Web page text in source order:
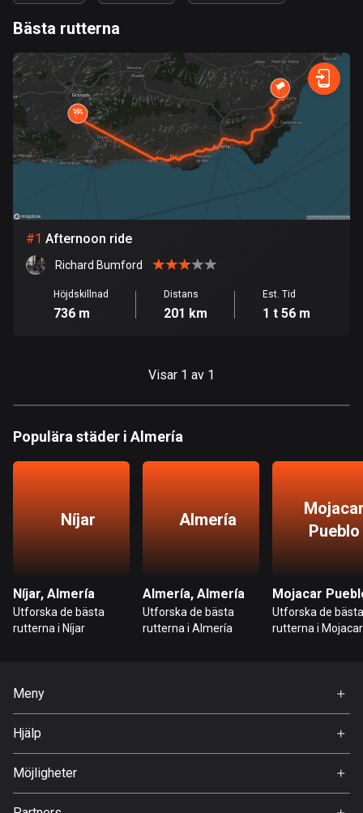
Angola
1 rutt
Antigua och Barbuda
1 rutt
Argentina
885 rutter
Aruba
8 rutter
Australien
89734 rutter
Bahamas
Bahrain
Bangladesh
15 rutter
Belarus
17 rutter
Bhutan
Snabb Terräng Kurvig
Skog Berg Vatten Fält Stad
Bästa rutterna
#1 Afternoon ride
Richard Bumford
Höjdskillnad
736 m
Distans
201 km
Est. Tid
1 t 56 m
Visar 1 av 1
Populära städer i Almería
Níjar
Níjar, Almería
Utforska de bästa
rutterna i Níjar
Almería
Almería, Almería
Utforska de bästa
rutterna i Almería
Pueblo
Utforska de bästa
rutterna i Mojacar
Meny
Hem
Premium
Om Oss
Hjälp
FAQ
Möjligheter
Jobb